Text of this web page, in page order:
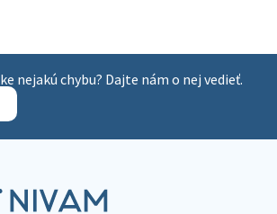
nejakú chybu? Dajte nám o nej vedieť.